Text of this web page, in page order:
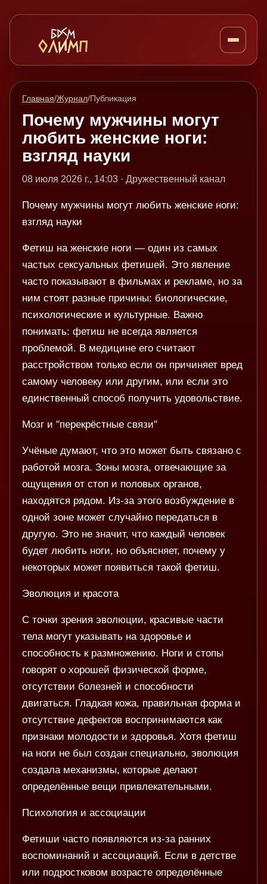
Главная/Журнал/Публикация
Почему мужчины могут
любить женские ноги:
взгляд науки
08 июля 2026 г., 14:03 · Дружественный канал
Почему мужчины могут любить женские ноги:
взгляд науки
Фетиш на женские ноги — один из самых
частых сексуальных фетишей. Это явление
часто показывают в фильмах и рекламе, но за
ним стоят разные причины: биологические,
психологические и культурные. Важно
понимать: фетиш не всегда является
проблемой. В медицине его считают
расстройством только если он причиняет вред
самому человеку или другим, или если это
единственный способ получить удовольствие.
Мозг и "перекрёстные связи"
Учёные думают, что это может быть связано с
работой мозга. Зоны мозга, отвечающие за
ощущения от стоп и половых органов,
находятся рядом. Из-за этого возбуждение в
одной зоне может случайно передаться в
другую. Это не значит, что каждый человек
будет любить ноги, но объясняет, почему у
некоторых может появиться такой фетиш.
Эволюция и красота
С точки зрения эволюции, красивые части
тела могут указывать на здоровье и
способность к размножению. Ноги и стопы
говорят о хорошей физической форме,
отсутствии болезней и способности
двигаться. Гладкая кожа, правильная форма и
отсутствие дефектов воспринимаются как
признаки молодости и здоровья. Хотя фетиш
на ноги не был создан специально, эволюция
создала механизмы, которые делают
определённые вещи привлекательными.
Психология и ассоциации
Фетиши часто появляются из-за ранних
воспоминаний и ассоциаций. Если в детстве
или подростковом возрасте определённые